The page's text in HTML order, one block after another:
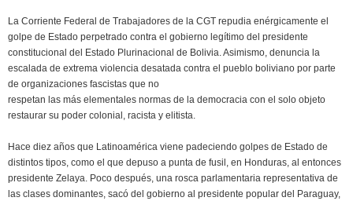
La Corriente Federal de Trabajadores de la CGT repudia enérgicamente el
golpe de Estado perpetrado contra el gobierno legítimo del presidente
constitucional del Estado Plurinacional de Bolivia. Asimismo, denuncia la
escalada de extrema violencia desatada contra el pueblo boliviano por parte
de organizaciones fascistas que no
respetan las más elementales normas de la democracia con el solo objeto
restaurar su poder colonial, racista y elitista.
Hace diez años que Latinoamérica viene padeciendo golpes de Estado de
distintos tipos, como el que depuso a punta de fusil, en Honduras, al entonces
presidente Zelaya. Poco después, una rosca parlamentaria representativa de
las clases dominantes, sacó del gobierno al presidente popular del Paraguay,